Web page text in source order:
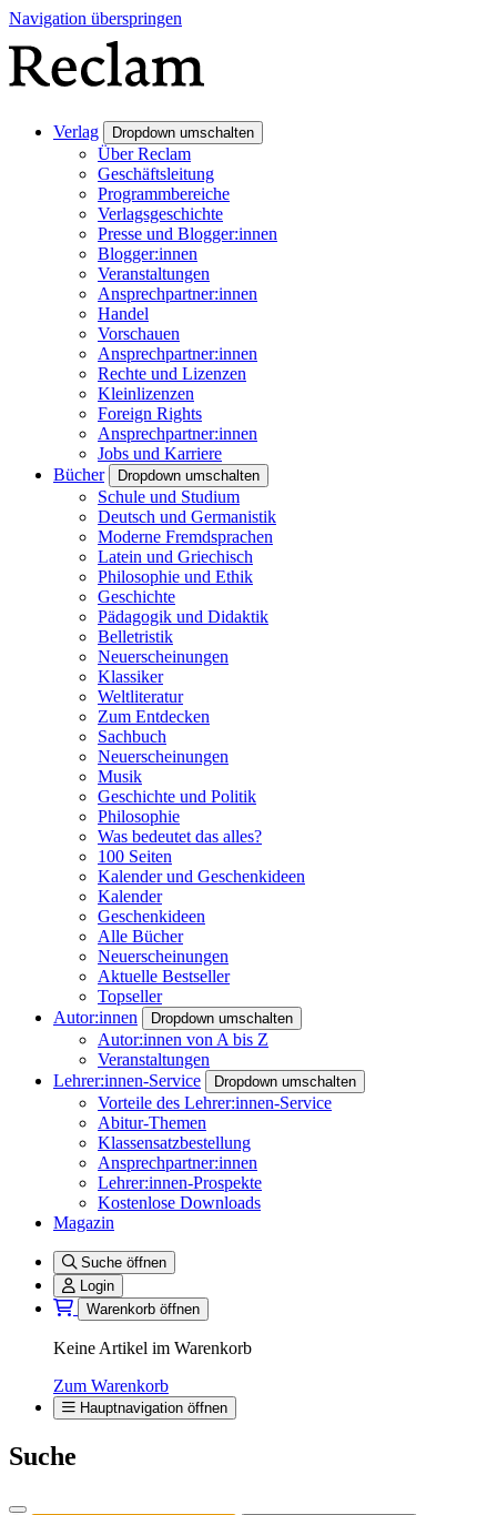
Navigation überspringen
Verlag Dropdown umschalten
Über Reclam
Geschäftsleitung
Programmbereiche
Verlagsgeschichte
Presse und Blogger:innen
Blogger:innen
Veranstaltungen
Ansprechpartner:innen
Handel
Vorschauen
Ansprechpartner:innen
Rechte und Lizenzen
Kleinlizenzen
Foreign Rights
Ansprechpartner:innen
Jobs und Karriere
Bücher
Dropdown umschalten
Schule und Studium
Deutsch und Germanistik
Moderne Fremdsprachen
Latein und Griechisch
Philosophie und Ethik
Geschichte
Pädagogik und Didaktik
Belletristik
Neuerscheinungen
Klassiker
Weltliteratur
Zum Entdecken
Sachbuch
Neuerscheinungen
Musik
Geschichte und Politik
Philosophie
Was bedeutet das alles?
100 Seiten
Kalender und Geschenkideen
Kalender
Geschenkideen
Alle Bücher
Neuerscheinungen
Aktuelle Bestseller
Topseller
Autor:innen
Dropdown umschalten
Autor:innen von A bis Z
Veranstaltungen
Lehrer:innen-Service
Dropdown umschalten
Vorteile des Lehrer:innen-Service
Abitur-Themen
Klassensatzbestellung
Ansprechpartner:innen
Lehrer:innen-Prospekte
Kostenlose Downloads
Magazin
Suche öffnen
Login
Warenkorb öffnen
Keine Artikel im Warenkorb
Zum Warenkorb
Hauptnavigation öffnen
Suche